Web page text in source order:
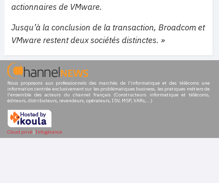
actionnaires de VMware.
Jusqu’à la conclusion de la transaction, Broadcom et
VMware restent deux sociétés distinctes. »
Nous proposons aux professionnels des marchés de l'informatique et des télécoms une
information centrée exclusivement sur les problématiques business, les pratiques métiers de
l'ensemble des acteurs du channel français (Constructeurs informatique et télécoms,
éditeurs, distributeurs, revendeurs, opérateurs, ISV, MSP, VARs,...)
Cloud privé | Infogérance